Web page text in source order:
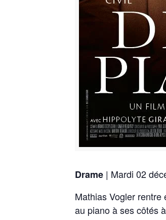
Drame | Mardi 02
Mathias Vogler
au piano à ses côtés